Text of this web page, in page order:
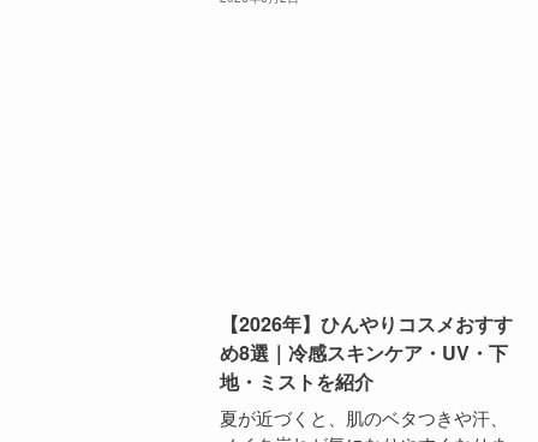
【2026年】ひんやりコスメおすす
め8選｜冷感スキンケア・UV・下
地・ミストを紹介
夏が近づくと、肌のベタつきや汗、